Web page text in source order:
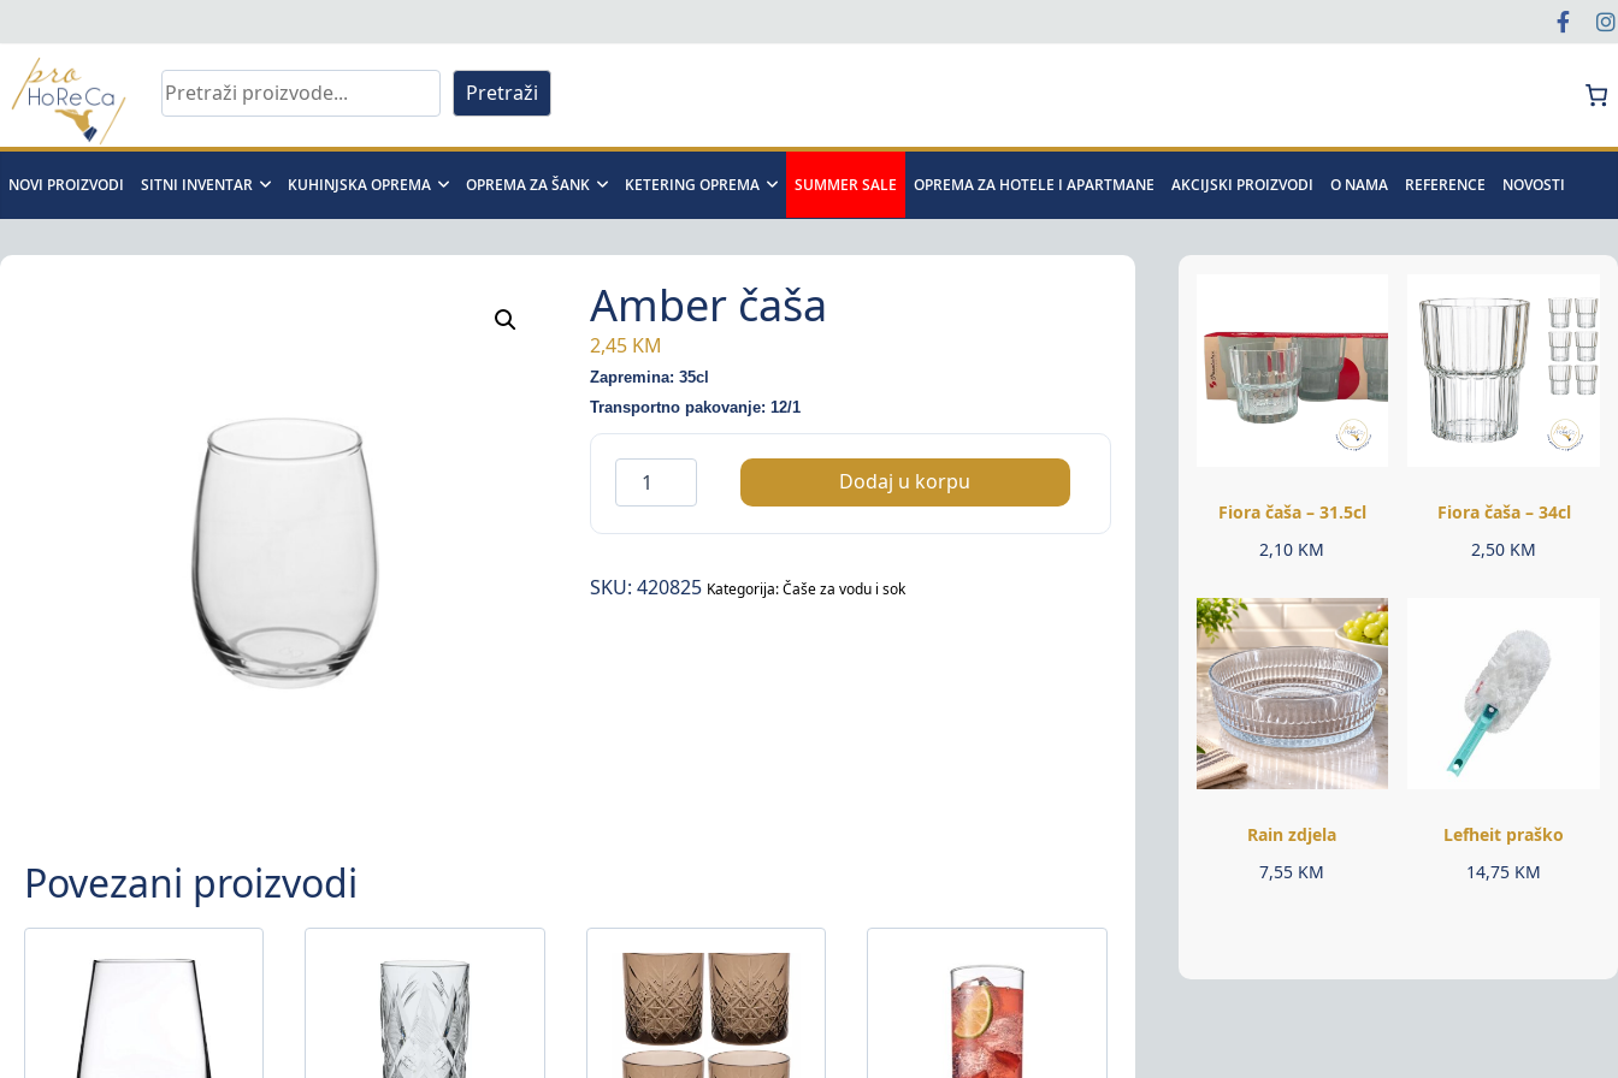
to
content
Pro
Horeca
d.o.o
Pretraži
NOVI PROIZVODI SITNI INVENTAR KUHINJSKA OPREMA OPREMA ZA ŠANK KETERING OPREMA SUMMER SALE OPREMA ZA HOTELE I APARTMANE AKCIJSKI PROIZVODI O NAMA REFERENCE NOVOSTI
Amber čaša
2,45 KM
Zapremina: 35cl
Transportno pakovanje: 12/1
Amber
čaša
količina
Dodaj u korpu
SKU: 420825 Kategorija:Čaše za vodu i sok
Povezani proizvodi
Fiora čaša – 31.5cl
2,10 KM
Fiora čaša – 34cl
2,50 KM
Rain zdjela
7,55 KM
Lefheit praško
14,75 KM